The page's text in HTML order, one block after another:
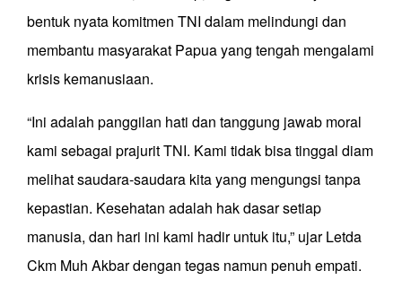
bentuk nyata komitmen TNI dalam melindungi dan
membantu masyarakat Papua yang tengah mengalami
krisis kemanusiaan.
“Ini adalah panggilan hati dan tanggung jawab moral
kami sebagai prajurit TNI. Kami tidak bisa tinggal diam
melihat saudara-saudara kita yang mengungsi tanpa
kepastian. Kesehatan adalah hak dasar setiap
manusia, dan hari ini kami hadir untuk itu,” ujar Letda
Ckm Muh Akbar dengan tegas namun penuh empati.